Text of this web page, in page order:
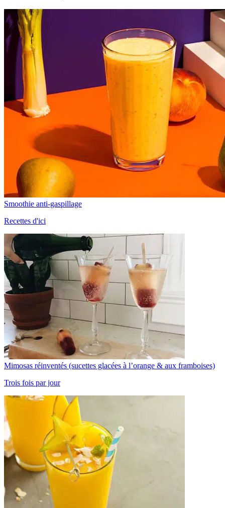
Smoothie anti-gaspillage
Recettes d'ici
Mimosas réinventés (sucettes glacées à l’orange & aux framboises)
Trois fois par jour